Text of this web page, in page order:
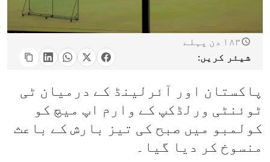
۱۸۳ دن پہلے
شیئر کریں:
پاکستان اور آئرلینڈ کے درمیان ٹی
ٹوئنٹی ورلڈکپ کے وارم اپ میچ کو
کولمبو میں صبح کی تیز بارش کے باعث
منسوخ کر دیا گیا۔